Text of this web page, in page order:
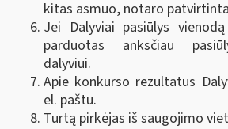
kitas asmuo, notaro
Jei Dalyviai pasiūlys
parduotas anksčiau
dalyviui.
Apie konkurso rezultatus
el. paštu.
Turtą pirkėjas iš saugojimo